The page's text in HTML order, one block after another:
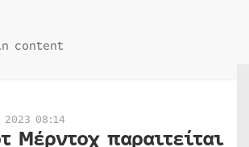
content
2023 08:14
Μέρντοχ παραιτείται